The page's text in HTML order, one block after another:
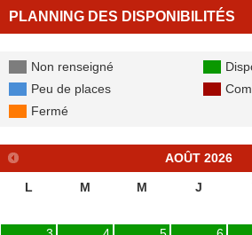
PLANNING DES DISPONIBILITÉS
Non renseigné
Peu de places
Fermé
AOÛT 2026
L M M J